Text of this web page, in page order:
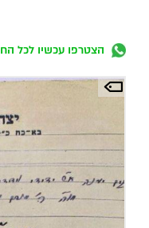
הצטרפו עכשיו לכל